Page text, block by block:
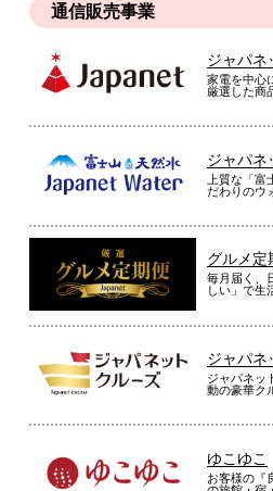
通信販売事業
ジャパネ
家電を中心
厳選した商
ジャパネ
上質な「富
だわりのウ
グルメ定
毎月届く、
しい」で生
ジャパネ
ジャパネッ
動の豪華ク
ゆこゆこ
お客様の『